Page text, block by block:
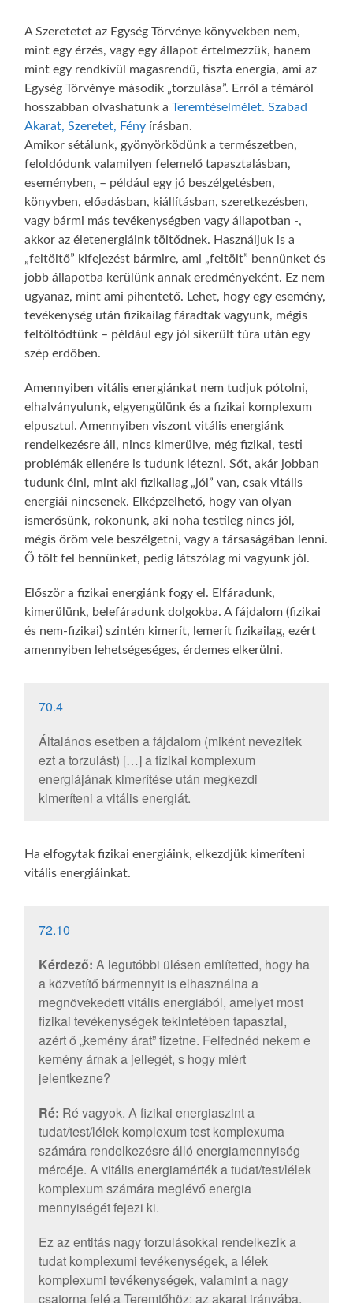
A Szeretetet az Egység Törvénye könyvekben nem,
mint egy érzés, vagy egy állapot értelmezzük, hanem
mint egy rendkívül magasrendű, tiszta energia, ami az
Egység Törvénye második „torzulása”. Erről a témáról
hosszabban olvashatunk aTeremtéselmélet. Szabad
Akarat, Szeretet, Fény írásban.
Amikor sétálunk, gyönyörködünk a természetben,
feloldódunk valamilyen felemelő tapasztalásban,
eseményben, – például egy jó beszélgetésben,
könyvben, előadásban, kiállításban, szeretkezésben,
vagy bármi más tevékenységben vagy állapotban -,
akkor az életenergiáink töltődnek. Használjuk is a
„feltöltő” kifejezést bármire, ami „feltölt” bennünket és
jobb állapotba kerülünk annak eredményeként. Ez nem
ugyanaz, mint ami pihentető. Lehet, hogy egy esemény,
tevékenység után fizikailag fáradtak vagyunk, mégis
feltöltődtünk – például egy jól sikerült túra után egy
szép erdőben.
Amennyiben vitális energiánkat nem tudjuk pótolni,
elhalványulunk, elgyengülünk és a fizikai komplexum
elpusztul. Amennyiben viszont vitális energiánk
rendelkezésre áll, nincs kimerülve, még fizikai, testi
problémák ellenére is tudunk létezni. Sőt, akár jobban
tudunk élni, mint aki fizikailag „jól” van, csak vitális
energiái nincsenek. Elképzelhető, hogy van olyan
ismerősünk, rokonunk, aki noha testileg nincs jól,
mégis öröm vele beszélgetni, vagy a társaságában lenni.
Ő tölt fel bennünket, pedig látszólag mi vagyunk jól.
Először a fizikai energiánk fogy el. Elfáradunk,
kimerülünk, belefáradunk dolgokba. A fájdalom (fizikai
és nem-fizikai) szintén kimerít, lemerít fizikailag, ezért
amennyiben lehetségeséges, érdemes elkerülni.
70.4
Általános esetben a fájdalom (miként nevezitek
ezt a torzulást) […] a fizikai komplexum
energiájának kimerítése után megkezdi
kimeríteni a vitális energiát.
Ha elfogytak fizikai energiáink, elkezdjük kimeríteni
vitális energiáinkat.
72.10
Kérdező: A legutóbbi ülésen említetted, hogy ha
a közvetítő bármennyit is elhasználna a
megnövekedett vitális energiából, amelyet most
fizikai tevékenységek tekintetében tapasztal,
azért ő „kemény árat” fizetne. Felfednéd nekem e
kemény árnak a jellegét, s hogy miért
jelentkezne?
Ré: Ré vagyok. A fizikai energiaszint a
tudat/test/lélek komplexum test komplexuma
számára rendelkezésre álló energiamennyiség
mércéje. A vitális energiamérték a tudat/test/lélek
komplexum számára meglévő energia
mennyiségét fejezi ki.
Ez az entitás nagy torzulásokkal rendelkezik a
tudat komplexumi tevékenységek, a lélek
komplexumi tevékenységek, valamint a nagy
csatorna felé a Teremtőhöz: az akarat irányába.